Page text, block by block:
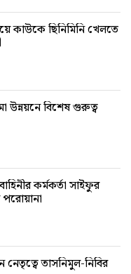
কাউকে ছিনিমিনি খেলতে
উন্নয়নে বিশেষ গুরুত্ব
পরোয়ানা
নেতৃত্বে তাসনিমুল-নিবির